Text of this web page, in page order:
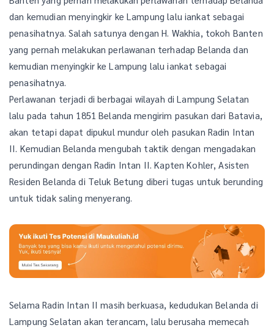
dan kemudian menyingkir ke Lampung lalu iankat sebagai
penasihatnya. Salah satunya dengan H. Wakhia, tokoh Banten
yang pernah melakukan perlawanan terhadap Belanda dan
kemudian menyingkir ke Lampung lalu iankat sebagai
penasihatnya.
Perlawanan terjadi di berbagai wilayah di Lampung Selatan
lalu pada tahun 1851 Belanda mengirim pasukan dari Batavia,
akan tetapi dapat dipukul mundur oleh pasukan Radin Intan
II. Kemudian Belanda mengubah taktik dengan mengadakan
perundingan dengan Radin Intan II. Kapten Kohler, Asisten
Residen Belanda di Teluk Betung diberi tugas untuk berunding
untuk tidak saling menyerang.
Selama Radin Intan II masih berkuasa, kedudukan Belanda di
Lampung Selatan akan terancam, lalu berusaha memecah